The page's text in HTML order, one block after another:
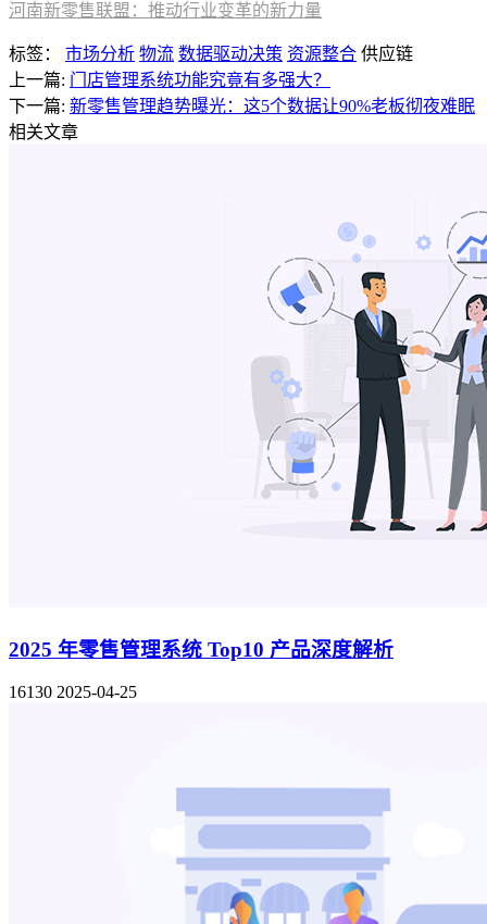
河南新零售联盟：推动行业变革的新力量
标签： 市场分析 物流 数据驱动决策 资源整合 供应链
上一篇: 门店管理系统功能究竟有多强大？
下一篇: 新零售管理趋势曝光：这5个数据让90%老板彻夜难眠
相关文章
2025 年零售管理系统 Top10 产品深度解析
16130 2025-04-25